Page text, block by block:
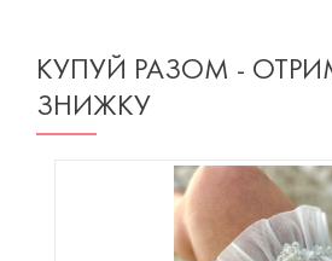
КУПУЙ РАЗОМ -
ЗНИЖКУ